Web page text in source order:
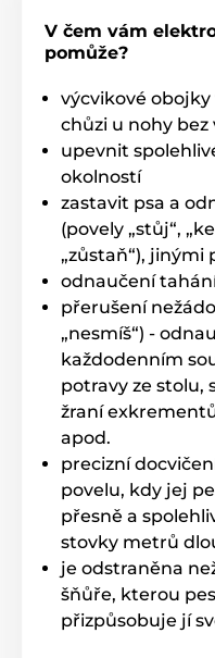
V čem vám
pomůže?
výcvikové
chůzi u nohy bez
upevnit
okolností
zastavit psa a
(povely „stůj“,
„zůstaň“), jinými
odnaučení
přerušení
„nesmíš“) -
každodenním
potravy ze stolu,
žraní
apod.
precizní
povelu, kdy jej
přesně a
stovky metrů
je odstraněna
šňůře, kterou
přizpůsobuje jí